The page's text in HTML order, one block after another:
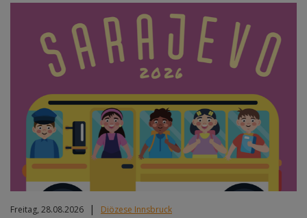
Freitag, 28.08.2026 | Diözese Innsbruck